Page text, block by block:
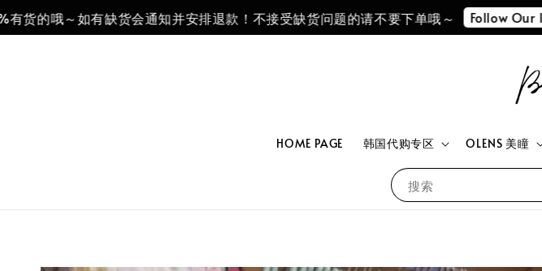
的哦～如有缺货会通知并安排退款！不接受缺货问题的请不要下单哦～ Follow Our IG !!
搜索
HOME PAGE 韩国代购专区 OLENS 美瞳